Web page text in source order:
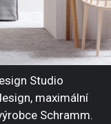
Studio
maximální
Schramm.